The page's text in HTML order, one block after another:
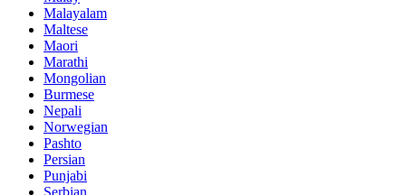
Malayalam
Maltese
Maori
Marathi
Mongolian
Burmese
Nepali
Norwegian
Pashto
Persian
Punjabi
Serbian